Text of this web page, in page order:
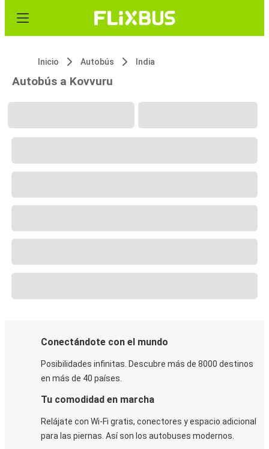
Inicio Autobús India
Autobús a Kovvuru
Conectándote con el mundo
Posibilidades infinitas. Descubre más de 8000 destinos
en más de 40 países.
Tu comodidad en marcha
Relájate con Wi-Fi gratis, conectores y espacio adicional
para las piernas. Así son los autobuses modernos.